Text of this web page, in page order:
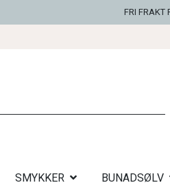
FRI FRAKT
SMYKKER BUNADSØLV